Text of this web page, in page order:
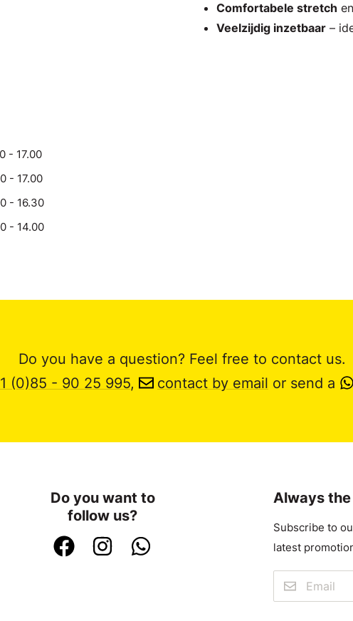
Comfortabele stretch
Veelzijdig inzetbaar –
- 17.00
- 17.00
- 16.30
- 14.00
Do you have a question? Feel free to contact us.
(0)85 - 90 25 995, contact by email or send a
Do you want to
follow us?
Always
Subscribe to
latest